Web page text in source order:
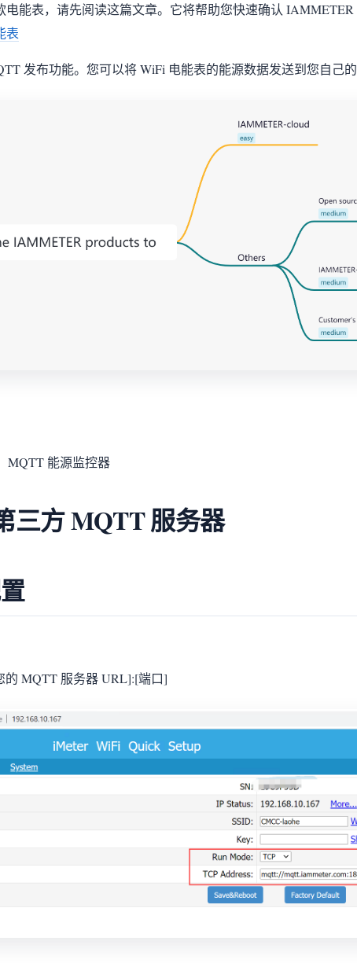
能表，请先阅读这篇文章。它将帮助您快速确认 IAMMETER
表
发布功能。您可以将 WiFi 电能表的能源数据发送到您自己的
MQTT 能源监控器
三方 MQTT 服务器
的 MQTT 服务器 URL]:[端口]